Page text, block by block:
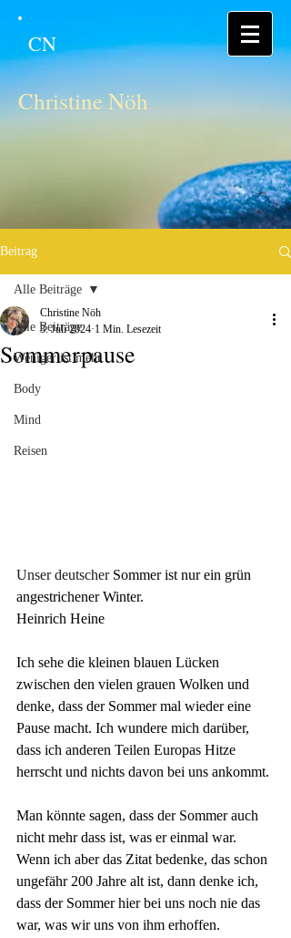
CN
Christine Nöh
Beitrag
Alle Beiträge
Weniger ist mehr
Body
Mind
Reisen
Alle Beiträge
Sommerpause
Christine Nöh
3. Juli 2024 1 Min. Lesezeit
Unser deutscher Sommer ist nur ein grün
angestrichener Winter.
Heinrich Heine
Ich sehe die kleinen blauen Lücken
zwischen den vielen grauen Wolken und
denke, dass der Sommer mal wieder eine
Pause macht. Ich wundere mich darüber,
dass ich anderen Teilen Europas Hitze
herrscht und nichts davon bei uns ankommt.
Man könnte sagen, dass der Sommer auch
nicht mehr dass ist, was er einmal war.
Wenn ich aber das Zitat bedenke, das schon
ungefähr 200 Jahre alt ist, dann denke ich,
dass der Sommer hier bei uns noch nie das
war, was wir uns von ihm erhoffen.